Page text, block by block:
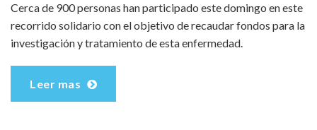
Cerca de 900 personas han participado este domingo en este
recorrido solidario con el objetivo de recaudar fondos para la
investigación y tratamiento de esta enfermedad.
Leer mas